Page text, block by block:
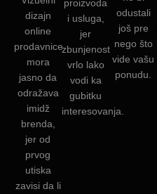
dizajn
online
prodavnice
mora
jasno da
odražava
imidž
brenda,
jer od
prvog
utiska
zavisi da li
proizvoda
i usluga,
jer
zbunjenost
vrlo lako
vodi ka
gubitku
interesovanja.
odustali
još pre
nego što
vide vašu
ponudu.